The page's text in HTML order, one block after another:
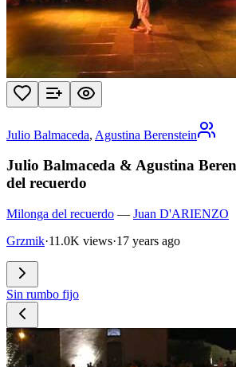
Julio Balmaceda, Agustina Berenstein
Julio Balmaceda & Agustina
del recuerdo
Milonga del recuerdo — Juan D'ARIENZO
Grzmik·11.0K views·17 years ago
Sin rumbo fijo